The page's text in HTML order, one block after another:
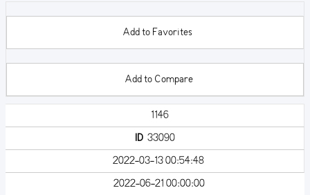
Add to Favorites
Add to Compare
1146
ID33090
2022-03-13 00:54:48
2022-06-21 00:00:00